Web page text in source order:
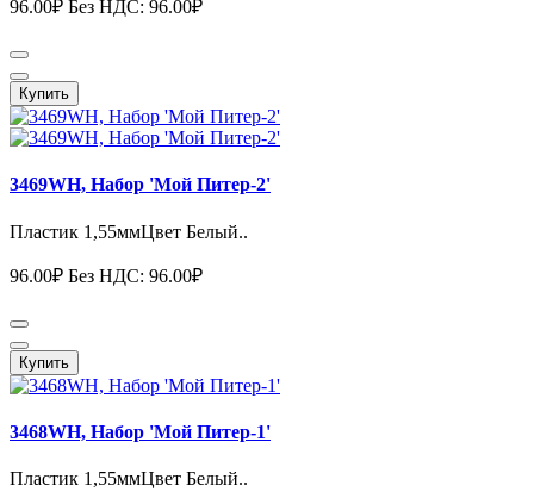
96.00₽ Без НДС: 96.00₽
Купить
3469WH, Набор 'Мой Питер-2'
Пластик 1,55ммЦвет Белый..
96.00₽ Без НДС: 96.00₽
Купить
3468WH, Набор 'Мой Питер-1'
Пластик 1,55ммЦвет Белый..